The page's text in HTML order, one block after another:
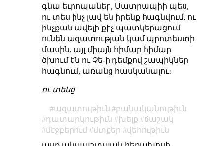
գնա եւրոպաներ, Սատրապիի պես,
ու տես ինչ լավ են իրենք հագնվում, ու
ինչքան ավելի քիչ պատկերացում
ունեն ազատության կամ պրոտեստի
մասին, այլ միայն հիմար հիմար
ծխում են ու Չե-ի դեմքով շապիկներ
հագնում, առանց հասկանալու։
ու տենց
ազատութիւն
բանականութիւն
դատարկութիւն
խելք
ճաշակ
մէջբերում
մտքեր
վեհութիւն